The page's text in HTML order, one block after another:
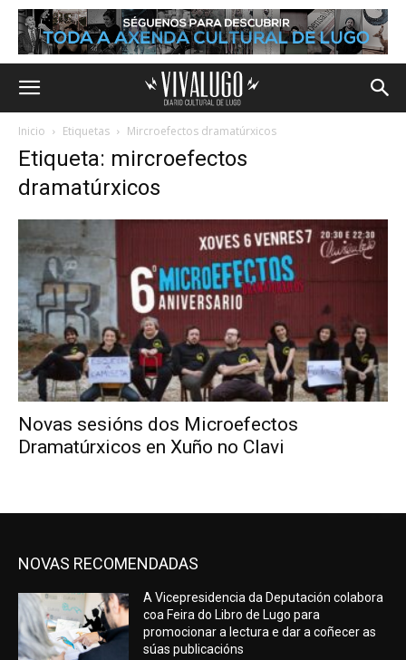
Inicio Etiquetas Mircroefectos dramatúrxicos
Etiqueta: mircroefectos
dramatúrxicos
Novas sesións dos Microefectos
Dramatúrxicos en Xuño no Clavi
NOVAS RECOMENDADAS
A Vicepresidencia da Deputación colabora
coa Feira do Libro de Lugo para
promocionar a lectura e dar a coñecer as
súas publicacións